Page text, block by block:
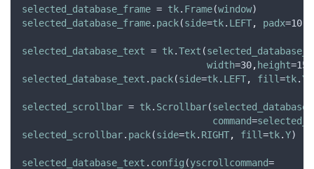
selected_database_frame = tk. Frame(window)
selected_database_frame. pack(side=tk. LEFT, padx=10)
selected_database_text = tk.Text (
width=30,height=15)
selected_database_text . pack(side=tk. LEFT, fill=tk.Y
selected_scrollbar = tk. Scrollbar(
command=
selected_scrollbar. pack(side=tk. RIGHT, fill=tk.Y)
selected_database_text . config (yscrollcommand=